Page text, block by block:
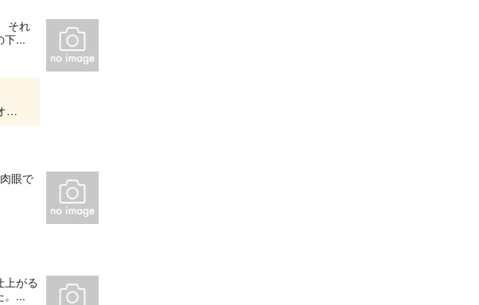
それ
下...
こちらこそ撮影当日は大変お世話になりありがとうございました。 怪しい空模様でしたがオリオン座に見守られながら楽しく撮影させて頂けて感謝しております。 またチャンスがありましたらご家族の...
眼で
上がる
。...